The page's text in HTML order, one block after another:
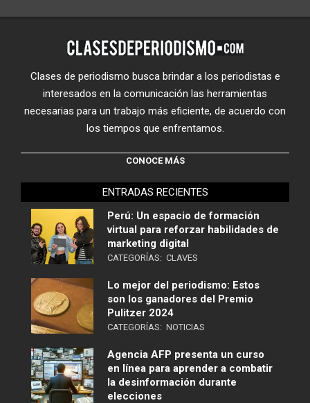
Clases de periodismo busca brindar a los periodistas e
interesados en la comunicación las herramientas
necesarias para un trabajo más eficiente, de acuerdo con
los tiempos que enfrentamos.
CONOCE MÁS
ENTRADAS RECIENTES
Perú: Un espacio de formación
virtual para reforzar habilidades de
marketing digital
CATEGORÍAS: CLAVES
Lo mejor del periodismo: Estos
son los ganadores del Premio
Pulitzer 2024
CATEGORÍAS: NOTICIAS
Agencia AFP presenta un curso
en línea para aprender a combatir
la desinformación durante
elecciones